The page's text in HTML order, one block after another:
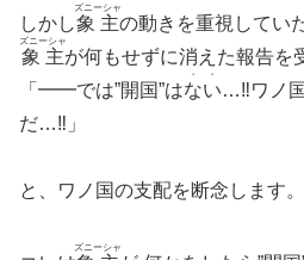
しかし象主
ズニーシャ
の動きを重視してい
象主
ズニーシャ
が何もせずに消えた報告を
「━━では”開国”はない
・・
…‼︎ワノ
だ…‼︎」
と、ワノ国の支配を断念します。
ズニーシャ